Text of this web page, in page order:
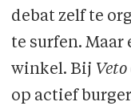
debat zelf te
te surfen. Maar
winkel. Bij Veto
op actief